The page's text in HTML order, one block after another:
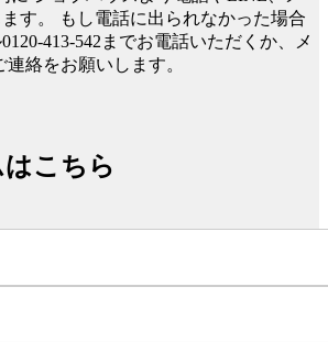
す。
もし電話に出られなかった場合
413-542までお電話いただくか、メ
絡をお願いします。
こちら